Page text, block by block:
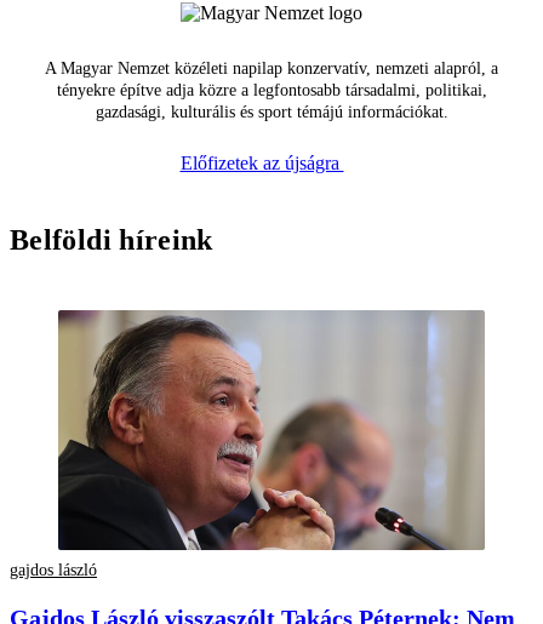
A Magyar Nemzet közéleti napilap konzervatív, nemzeti alapról, a
tényekre építve adja közre a legfontosabb társadalmi, politikai,
gazdasági, kulturális és sport témájú információkat.
Előfizetek az újságra
Belföldi híreink
gajdos lászló
Gajdos László visszaszólt Takács Péternek: Nem